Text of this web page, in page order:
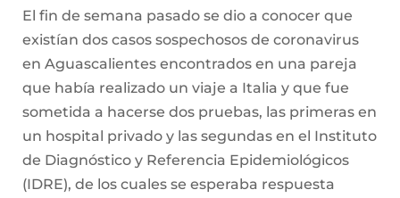
El fin de semana pasado se dio a conocer que
existían dos casos sospechosos de coronavirus
en Aguascalientes encontrados en una pareja
que había realizado un viaje a Italia y que fue
sometida a hacerse dos pruebas, las primeras en
un hospital privado y las segundas en el Instituto
de Diagnóstico y Referencia Epidemiológicos
(IDRE), de los cuales se esperaba respuesta